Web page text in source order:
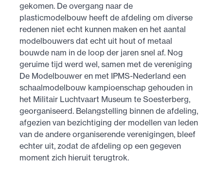
gekomen. De overgang naar de
plasticmodelbouw heeft de afdeling om diverse
redenen niet echt kunnen maken en het aantal
modelbouwers dat echt uit hout of metaal
bouwde nam in de loop der jaren snel af. Nog
geruime tijd werd wel, samen met de vereniging
De Modelbouwer en met IPMS-Nederland een
schaalmodelbouw kampioenschap gehouden in
het Militair Luchtvaart Museum te Soesterberg,
georganiseerd. Belangstelling binnen de afdeling,
afgezien van bezichtiging der modellen van leden
van de andere organiserende verenigingen, bleef
echter uit, zodat de afdeling op een gegeven
moment zich hieruit terugtrok.